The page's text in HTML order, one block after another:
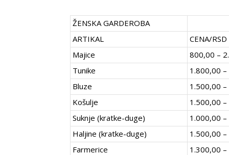
ŽENSKA GARDEROBA
ARTIKAL
CENA/RSD
Majice
800,00 –
Tunike
1.800,00
Bluze
1.500,00
Košulje
1.500,00
Suknje (kratke-duge)
1.000,00
Haljine (kratke-duge)
1.500,00
Farmerice
1.300,00